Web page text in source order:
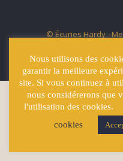
© Écuries Hardy -
Site
Nous utilisons des
garantir la meilleure
site. Si vous continuez à
nous considérerons que
l'utilisation des cookies.
cookies